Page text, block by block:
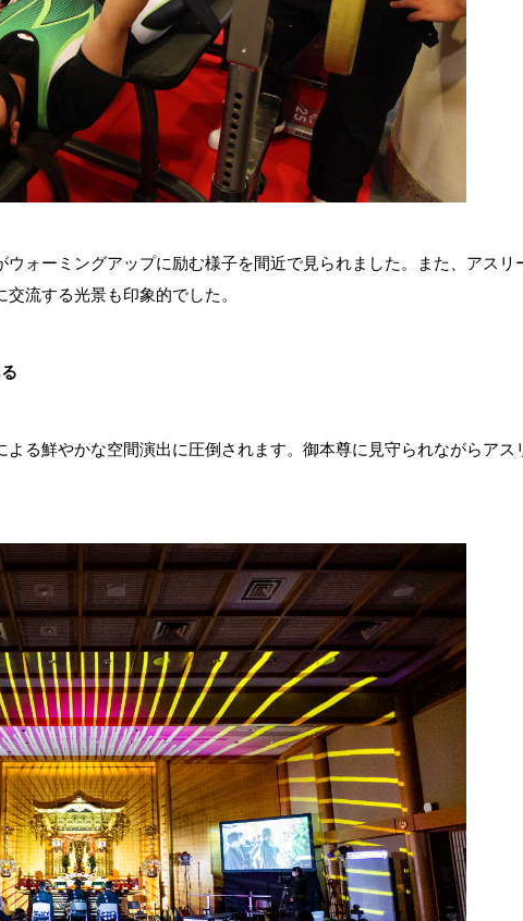
ォーミングアップに励む様子を間近で見られました。また、アスリ
流する光景も印象的でした。
る鮮やかな空間演出に圧倒されます。御本尊に見守られながらアス